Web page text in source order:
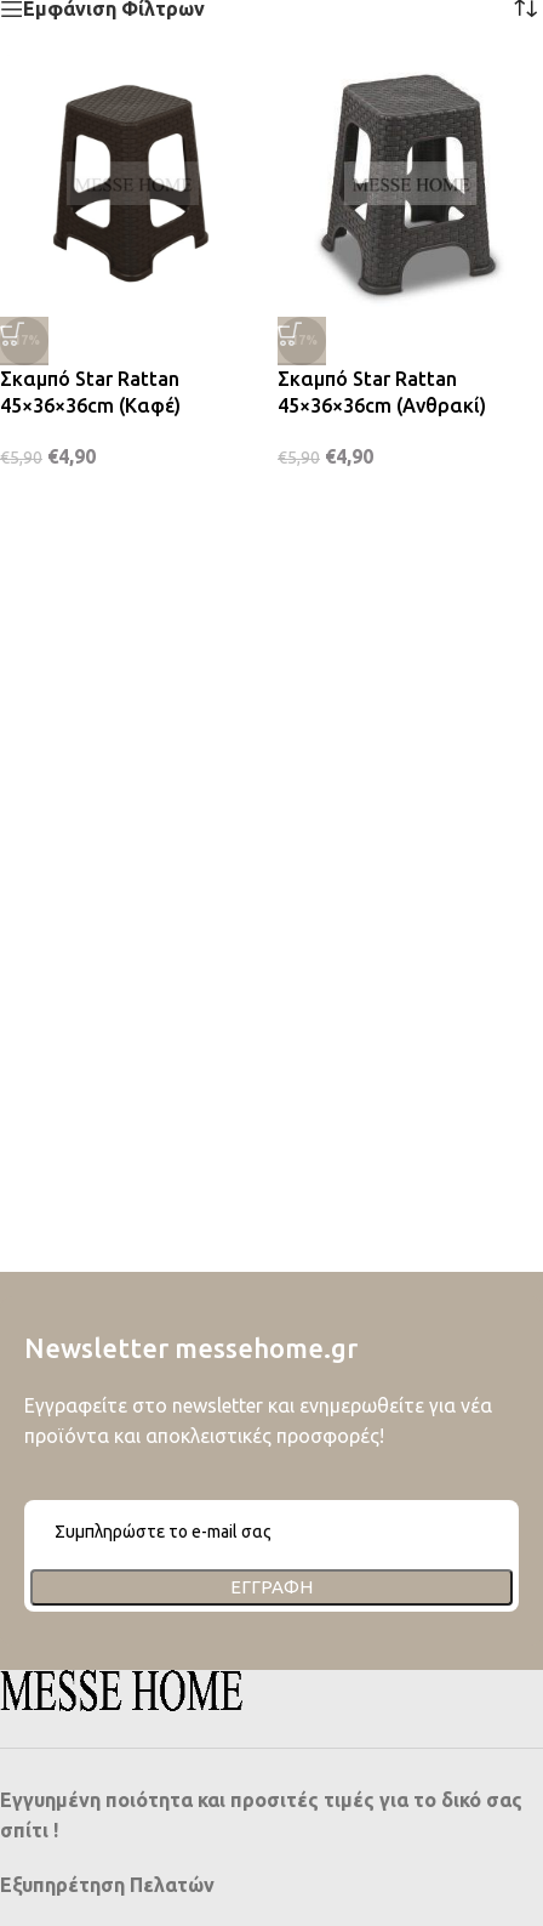
Εμφάνιση Φίλτρων
-17%
Σκαμπό Star Rattan
45×36×36cm (Καφέ)
€5,90 €4,90
-17%
Σκαμπό Star Rattan
45×36×36cm (Ανθρακί)
€5,90 €4,90
Newsletter messehome.gr
Εγγραφείτε στο newsletter και ενημερωθείτε για νέα
προϊόντα και αποκλειστικές προσφορές!
ΕΓΓΡΑΦΉ
Εγγυημένη ποιότητα και προσιτές τιμές για το δικό σας
σπίτι !
Εξυπηρέτηση Πελατών